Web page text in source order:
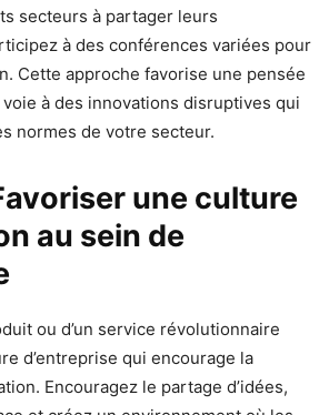
secteurs à partager leurs
à des conférences variées pour
Cette approche favorise une pensée
à des innovations disruptives qui
normes de votre secteur.
une culture
au sein de
ou d’un service révolutionnaire
d’entreprise qui encourage la
Encouragez le partage d’idées,